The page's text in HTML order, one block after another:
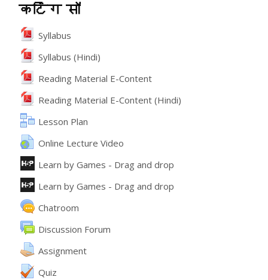
कटिंग सॉ
Syllabus
File
Syllabus (Hindi)
File
Reading Material E-Content
File
Reading Material E-Content (Hindi)
File
Lesson Plan
Online Lecture Video
URL
Learn by Games - Drag and dropఇంటరాక్టివ్ కంటెంట్
Learn by Games - Drag and dropఇంటరాక్టివ్ కంటెంట్
Chatroom
Discussion Forum
వేదిక
Assignment
అసైన్మెంట్
Quiz